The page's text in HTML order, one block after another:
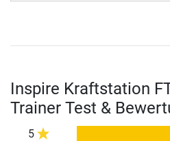
Inspire Kraftstation
Trainer Test &
5